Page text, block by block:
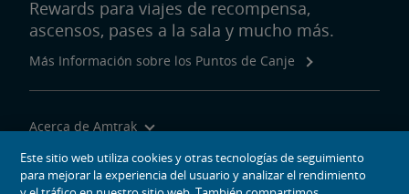
Rewards para viajes de recompensa,
ascensos, pases a la sala y mucho más.
Más Información sobre los Puntos de Canje
Acerca de Amtrak
Viajar con Nosotros
Herramientas del Sitio
Este sitio web utiliza cookies y otras tecnologías de seguimiento
para mejorar la experiencia del usuario y analizar el rendimiento